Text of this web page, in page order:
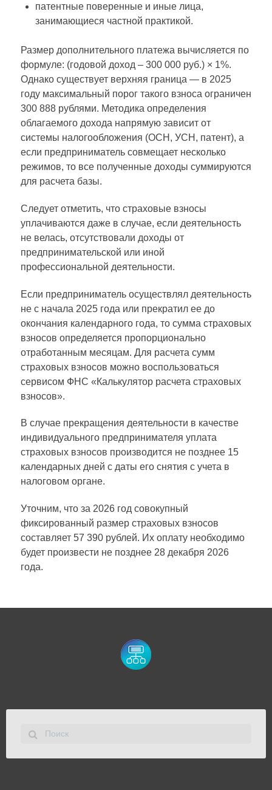
патентные поверенные и иные лица,
занимающиеся частной практикой.
Размер дополнительного платежа вычисляется по
формуле: (годовой доход – 300 000 руб.) × 1%.
Однако существует верхняя граница — в 2025
году максимальный порог такого взноса ограничен
300 888 рублями. Методика определения
облагаемого дохода напрямую зависит от
системы налогообложения (ОСН, УСН, патент), а
если предприниматель совмещает несколько
режимов, то все полученные доходы суммируются
для расчета базы.
Следует отметить, что страховые взносы
уплачиваются даже в случае, если деятельность
не велась, отсутствовали доходы от
предпринимательской или иной
профессиональной деятельности.
Если предприниматель осуществлял деятельность
не с начала 2025 года или прекратил ее до
окончания календарного года, то сумма страховых
взносов определяется пропорционально
отработанным месяцам. Для расчета сумм
страховых взносов можно воспользоваться
сервисом ФНС «Калькулятор расчета страховых
взносов».
В случае прекращения деятельности в качестве
индивидуального предпринимателя уплата
страховых взносов производится не позднее 15
календарных дней с даты его снятия с учета в
налоговом органе.
Уточним, что за 2026 год совокупный
фиксированный размер страховых взносов
составляет 57 390 рублей. Их оплату необходимо
будет произвести не позднее 28 декабря 2026
года.